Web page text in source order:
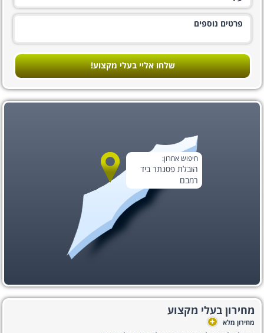
שלחו אליי בעלי מקצוע!
חיפוש אחרון:
הובלת פסנתר ביד
רמבם
מחירון בעלי מקצוע
מחירון מלא +